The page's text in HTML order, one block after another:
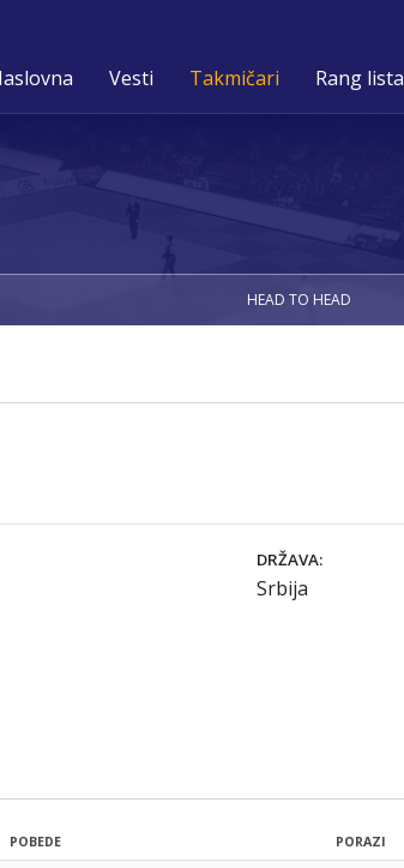
Vesti Takmičari Rang lista
HEAD TO HEAD
DRŽAVA:
Srbija
POBEDE PORAZI